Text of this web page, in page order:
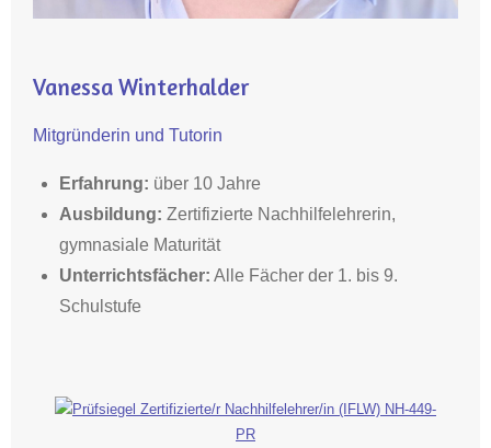
Vanessa Winterhalder
Mitgründerin und Tutorin
Erfahrung: über 10 Jahre
Ausbildung: Zertifizierte Nachhilfelehrerin,
gymnasiale Maturität
Unterrichtsfächer: Alle Fächer der 1. bis 9.
Schulstufe